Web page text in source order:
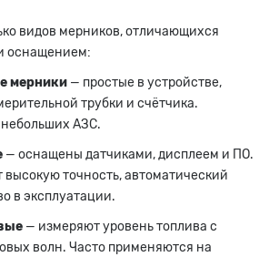
видов мерников, отличающихся
оснащением:
мерники — простые в устройстве,
трубки и счётчика.
АЗС.
— оснащены датчиками, дисплеем и ПО.
точность, автоматический
в эксплуатации.
— измеряют уровень топлива с
волн. Часто применяются на